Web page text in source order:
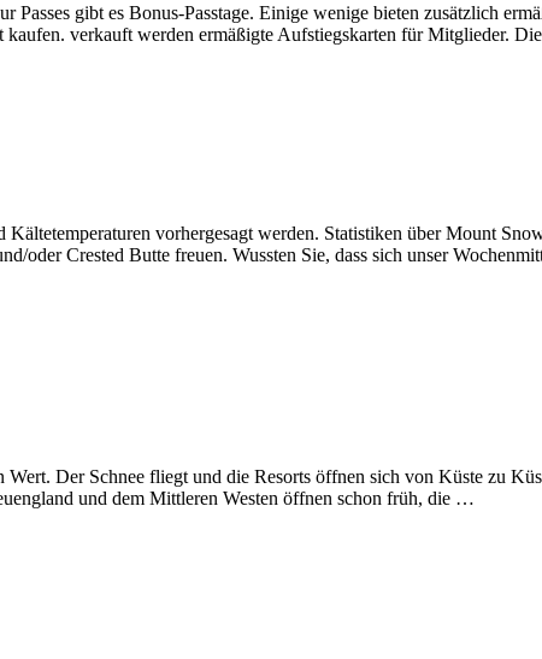
gibt es Bonus-Passtage. Einige wenige bieten zusätzlich
verkauft werden ermäßigte Aufstiegskarten für Mitglieder.
vorhergesagt werden. Statistiken über Mount
Crested Butte freuen. Wussten Sie, dass sich unser
Der Schnee fliegt und die Resorts öffnen sich von Küste zu
und dem Mittleren Westen öffnen schon früh, die …